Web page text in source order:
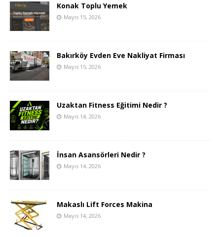
Konak Toplu Yemek
Mayıs 15, 2026
Bakırköy Evden Eve Nakliyat Firması
Mayıs 15, 2026
Uzaktan Fitness Eğitimi Nedir ?
Mayıs 14, 2026
İnsan Asansörleri Nedir ?
Mayıs 14, 2026
Makaslı Lift Forces Makina
Mayıs 14, 2026